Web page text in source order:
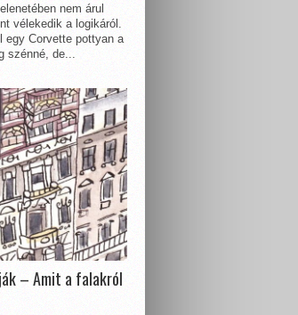
nem árul
vélekedik a logikáról.
egy Corvette pottyan a
szénné, de...
– Amit a falakról